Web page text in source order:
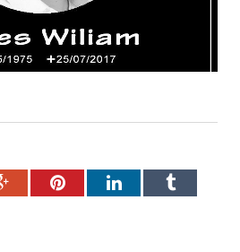
Google+PinterestLinkedInTumblr